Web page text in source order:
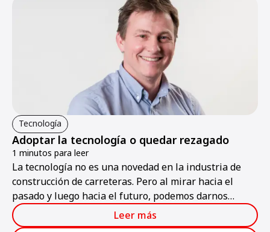
Tecnología
Adoptar la tecnología o quedar rezagado
1 minutos para leer
La tecnología no es una novedad en la industria de
construcción de carreteras. Pero al mirar hacia el
pasado y luego hacia el futuro, podemos darnos
cuenta de que nos encontramos en medio de una
revolución tecnológica que beneficiará a aquellos que
Leer más